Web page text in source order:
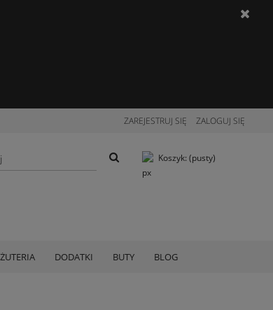
ZAREJESTRUJ SIĘ ZALOGUJ SIĘ
Koszyk: (pusty)
DODATKI BUTY BLOG